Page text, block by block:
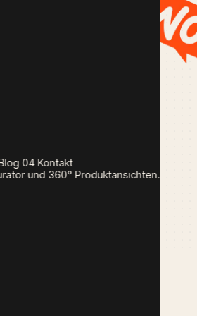
04 Kontakt
und 360° Produktansichten.